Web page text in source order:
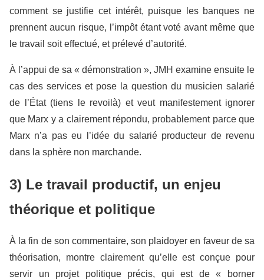
comment se justifie cet intérêt, puisque les banques ne
prennent aucun risque, l’impôt étant voté avant même que
le travail soit effectué, et prélevé d’autorité.
À l’appui de sa « démonstration », JMH examine ensuite le
cas des services et pose la question du musicien salarié
de l’État (tiens le revoilà) et veut manifestement ignorer
que Marx y a clairement répondu, probablement parce que
Marx n’a pas eu l’idée du salarié producteur de revenu
dans la sphère non marchande.
3) Le travail productif, un enjeu
théorique et politique
À la fin de son commentaire, son plaidoyer en faveur de sa
théorisation, montre clairement qu’elle est conçue pour
servir un projet politique précis, qui est de « borner